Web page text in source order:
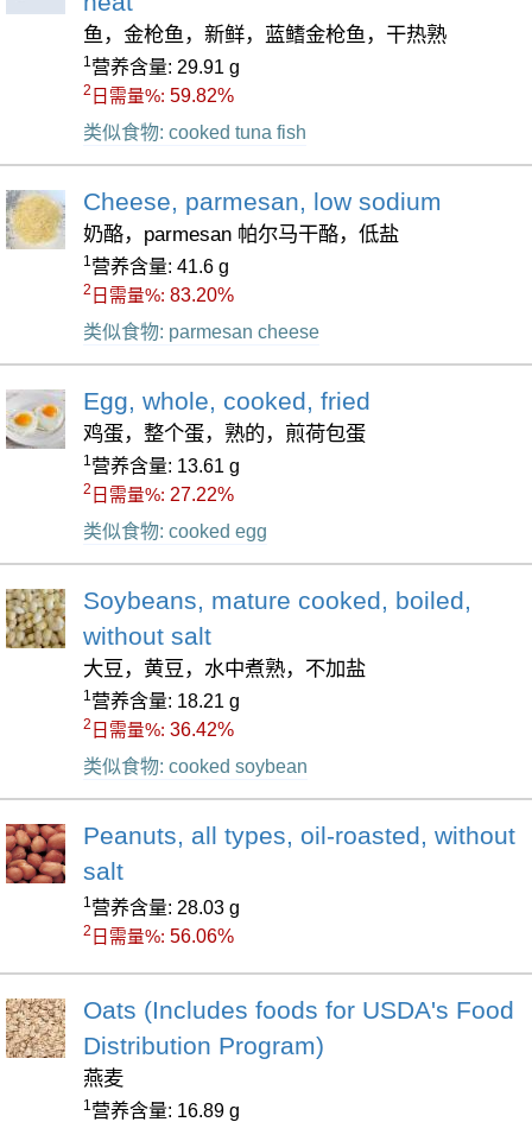
鱼，金枪鱼，新鲜，蓝鳍金枪鱼，干热熟
1营养含量: 29.91 g
2 日需量%: 59.82%
类似食物: cooked tuna fish
Cheese, parmesan, low sodium
奶酪，parmesan 帕尔马干酪，低盐
1营养含量: 41.6 g
2 日需量%: 83.20%
类似食物: parmesan cheese
Egg, whole, cooked, fried
鸡蛋，整个蛋，熟的，煎荷包蛋
1营养含量: 13.61 g
2 日需量%: 27.22%
类似食物: cooked egg
Soybeans, mature cooked, boiled,
without salt
大豆，黄豆，水中煮熟，不加盐
1营养含量: 18.21 g
2 日需量%: 36.42%
类似食物: cooked soybean
Peanuts, all types, oil-roasted, without
salt
1营养含量: 28.03 g
2 日需量%: 56.06%
Oats (Includes foods for USDA's Food
Distribution Program)
燕麦
1营养含量: 16.89 g